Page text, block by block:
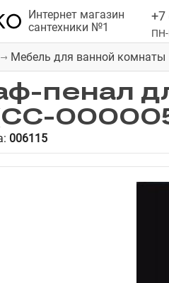
Интернет магазин
сантехники №1
+7
ПН-
Мебель для ванной комнаты
пенал
006115